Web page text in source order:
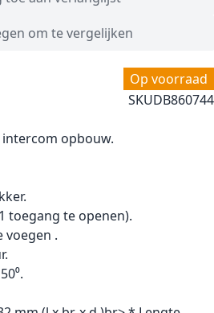
om te vergelijken
Op voorraad
SKUDB860744
opbouw.
toegang te openen).
voegen .